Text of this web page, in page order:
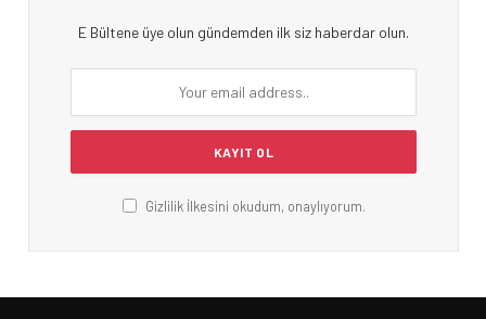
E Bültene üye olun gündemden ilk siz haberdar olun.
Gizlilik İlkesini okudum, onaylıyorum.